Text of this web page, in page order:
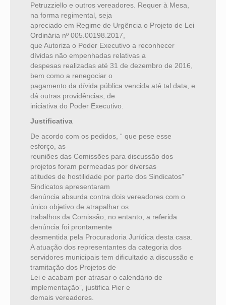
Petruzziello e outros vereadores. Requer à Mesa,
na forma regimental, seja
apreciado em Regime de Urgência o Projeto de Lei
Ordinária nº 005.00198.2017,
que Autoriza o Poder Executivo a reconhecer
dívidas não empenhadas relativas a
despesas realizadas até 31 de dezembro de 2016,
bem como a renegociar o
pagamento da dívida pública vencida até tal data, e
dá outras providências, de
iniciativa do Poder Executivo.
Justificativa
De acordo com os pedidos, “ que pese esse
esforço, as
reuniões das Comissões para discussão dos
projetos foram permeadas por diversas
atitudes de hostilidade por parte dos Sindicatos”
Sindicatos apresentaram
denúncia absurda contra dois vereadores com o
único objetivo de atrapalhar os
trabalhos da Comissão, no entanto, a referida
denúncia foi prontamente
desmentida pela Procuradoria Jurídica desta casa.
A atuação dos representantes da categoria dos
servidores municipais tem dificultado a discussão e
tramitação dos Projetos de
Lei e acabam por atrasar o calendário de
implementação”, justifica Pier e
demais vereadores.